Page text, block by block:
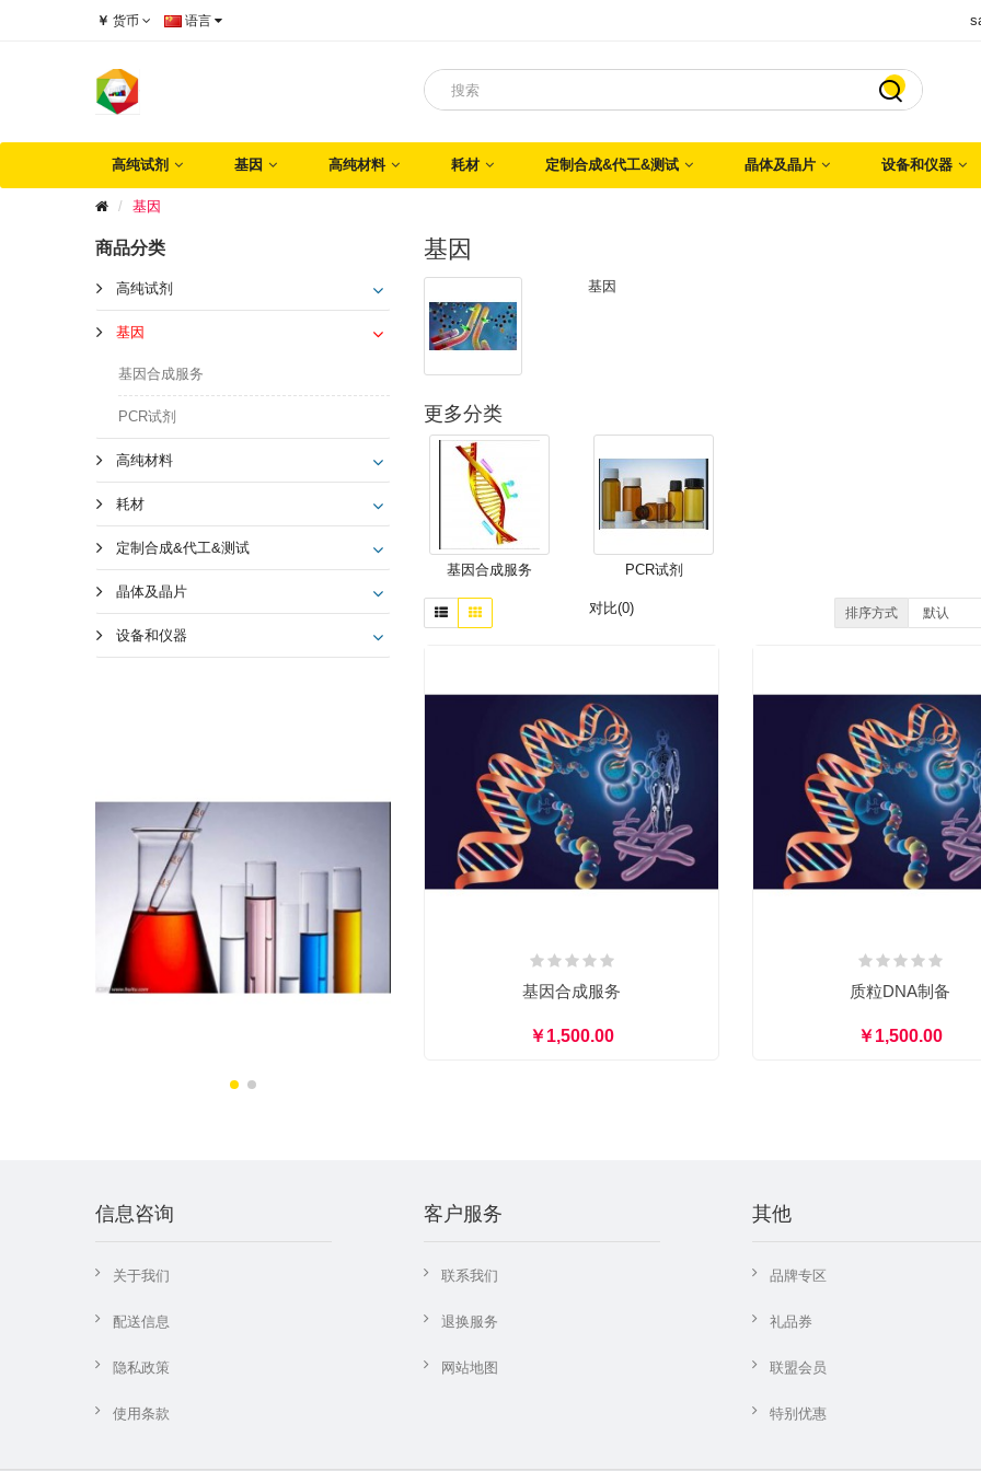
￥ 货币 语言

高纯试剂 基因 高纯材料 耗材 定制合成&代工&测试 晶体及晶片 设备和仪器
基因
商品分类
高纯试剂
基因
基因合成服务
PCR试剂
高纯材料
耗材
定制合成&代工&测试
晶体及晶片
设备和仪器
基因
基因
更多分类
基因合成服务 PCR试剂
对比(0) 排序方式
基因合成服务
￥1,500.00
质粒DNA制备
￥1,500.00
信息咨询
关于我们
配送信息
隐私政策
使用条款
客户服务
联系我们
退换服务
网站地图
其他
品牌专区
礼品券
联盟会员
特别优惠